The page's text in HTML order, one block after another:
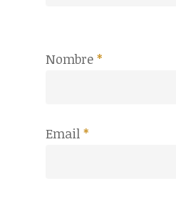
Nombre *
Email *